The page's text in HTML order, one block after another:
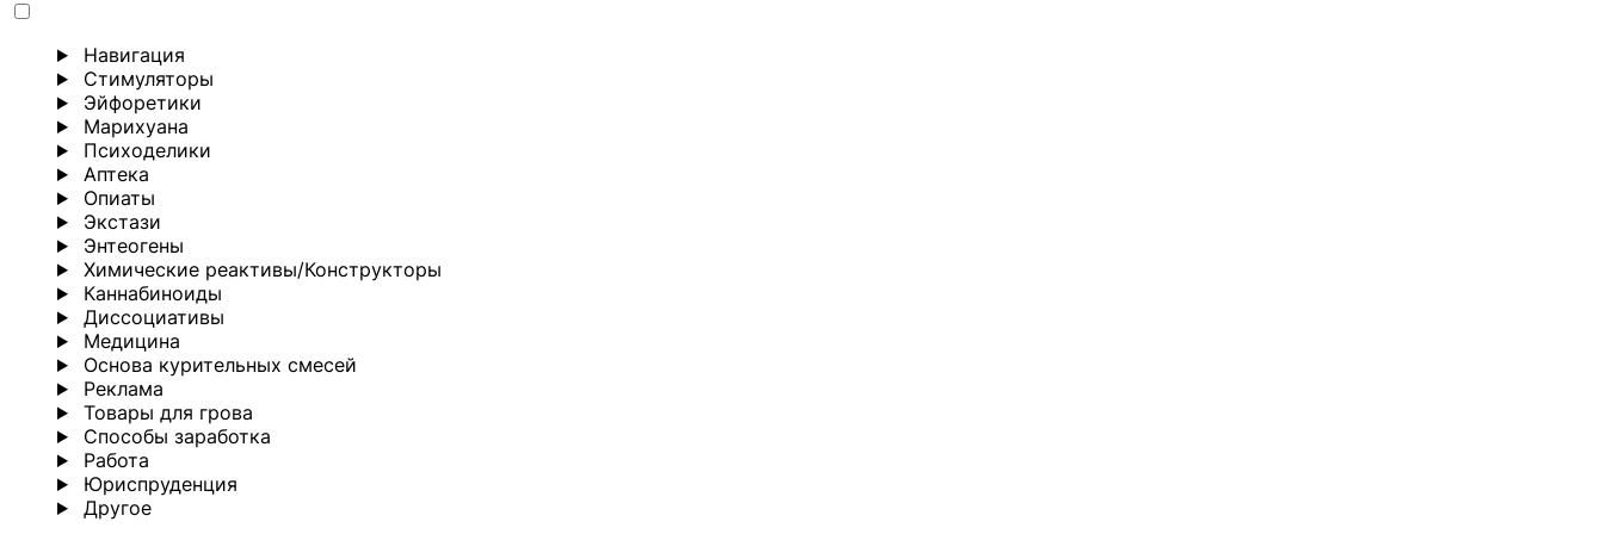
Навигация
Стимуляторы
Эйфоретики
Марихуана
Психоделики
Аптека
Опиаты
Экстази
Энтеогены
Химические реактивы/Конструкторы
Каннабиноиды
Диссоциативы
Медицина
Основа курительных смесей
Реклама
Товары для грова
Способы заработка
Работа
Юриспруденция
Другoе